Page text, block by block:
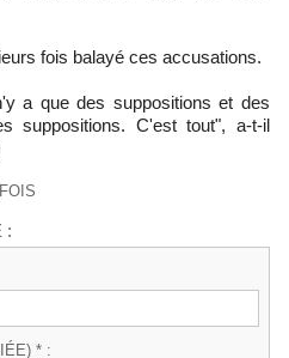
fois balayé ces accusations.
a que des suppositions et des
suppositions. C'est tout", a-t-il
:
* :